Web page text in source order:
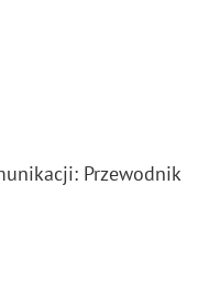
Przewodnik